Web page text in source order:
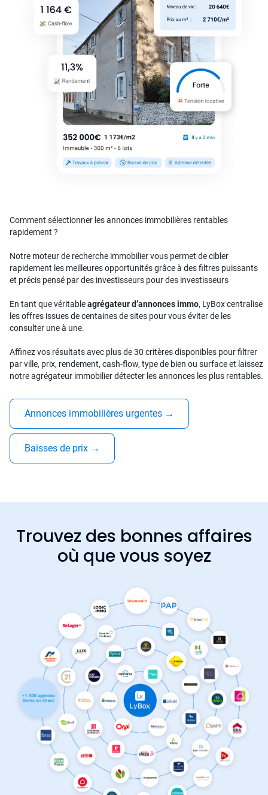
Comment sélectionner les annonces immobilières rentables
rapidement ?
Notre moteur de recherche immobilier vous permet de cibler
rapidement les meilleures opportunités grâce à des filtres puissants
et précis pensé par des investisseurs pour des investisseurs
En tant que véritableagrégateur d’annonces immo, LyBox centralise
les offres issues de centaines de sites pour vous éviter de les
consulter une à une.
Affinez vos résultats avec plus de 30 critères disponibles pour filtrer
par ville, prix, rendement, cash-flow, type de bien ou surface et laissez
notre agrégateur immobilier détecter les annonces les plus rentables.
Annonces immobilières urgentes →
Baisses de prix →
Trouvez des bonnes affaires
où que vous soyez